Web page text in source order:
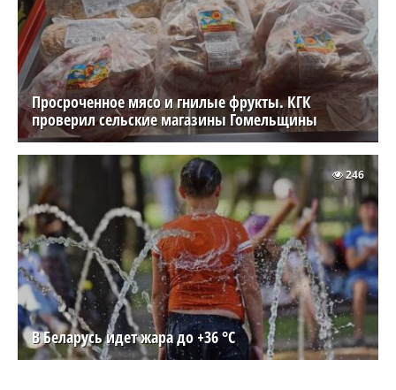
Просроченное мясо и гнилые фрукты. КГК
проверил сельские магазины Гомельщины
В Беларусь идет жара до +36 °C
246